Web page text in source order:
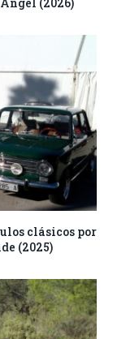
clásicos por
(2025)